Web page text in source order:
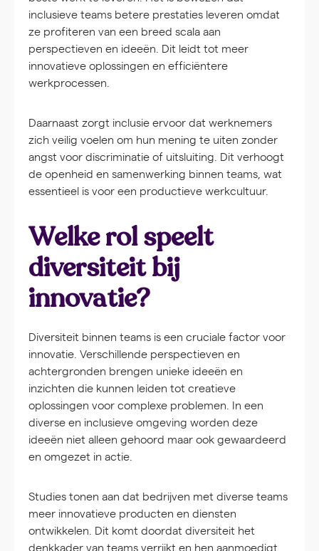
inclusieve teams betere prestaties leveren omdat
ze profiteren van een breed scala aan
perspectieven en ideeën. Dit leidt tot meer
innovatieve oplossingen en efficiëntere
werkprocessen.
Daarnaast zorgt inclusie ervoor dat werknemers
zich veilig voelen om hun mening te uiten zonder
angst voor discriminatie of uitsluiting. Dit verhoogt
de openheid en samenwerking binnen teams, wat
essentieel is voor een productieve werkcultuur.
Welke rol speelt
diversiteit bij
innovatie?
Diversiteit binnen teams is een cruciale factor voor
innovatie. Verschillende perspectieven en
achtergronden brengen unieke ideeën en
inzichten die kunnen leiden tot creatieve
oplossingen voor complexe problemen. In een
diverse en inclusieve omgeving worden deze
ideeën niet alleen gehoord maar ook gewaardeerd
en omgezet in actie.
Studies tonen aan dat bedrijven met diverse teams
meer innovatieve producten en diensten
ontwikkelen. Dit komt doordat diversiteit het
denkkader van teams verrijkt en hen aanmoedigt